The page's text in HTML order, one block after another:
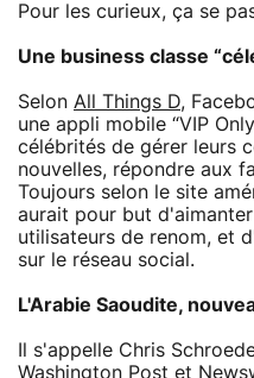
Pour les curieux, ça se
Une business classe
Selon All Things D,
une appli mobile “VIP
célébrités de gérer leurs
nouvelles, répondre aux
Toujours selon le site
aurait pour but
utilisateurs de renom, et
sur le réseau social.
L'Arabie Saoudite,
Il s'appelle Chris
Washington Post et